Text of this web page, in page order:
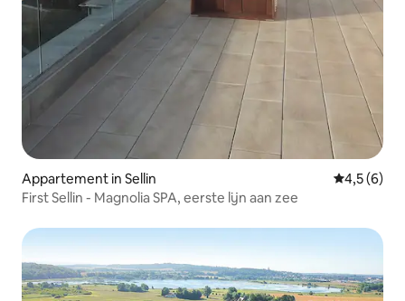
Appartement in Sellin
4,5 (6)
First Sellin - Magnolia SPA, eerste lijn aan zee